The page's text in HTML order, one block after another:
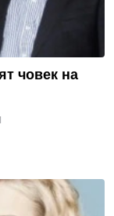
човек на